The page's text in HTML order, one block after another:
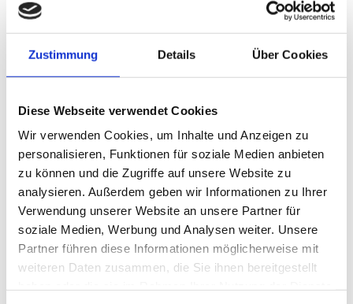
Zustimmung Details Über Cookies
Diese Webseite verwendet Cookies
Wir verwenden Cookies, um Inhalte und Anzeigen zu
personalisieren, Funktionen für soziale Medien anbieten
zu können und die Zugriffe auf unsere Website zu
analysieren. Außerdem geben wir Informationen zu Ihrer
Verwendung unserer Website an unsere Partner für
soziale Medien, Werbung und Analysen weiter. Unsere
Partner führen diese Informationen möglicherweise mit
weiteren Daten zusammen, die Sie ihnen bereitgestellt
überraschen, wie anglerisch abwechslungsreich unsere Heimat sein kann.
Ob Hochsee- oder Brandungsangeln, Raubfischjagd oder
Friedfischansatz,Angeln in Deutschlandliegt eindeutig im Trend. Im
Vergleich mit anderen Regionen sind Mecklenburg-Vorpommern und
Brandenburg nicht nur schnell und gut erreichbar, sondern zeigen sich
Übersee oder als Fliegenfischer Ihrem Traumfisch nachstellen
unsere Gäste begrüßen zu dürfen und wünschen Ihnen für die kommende
Petri Heil!
Firmensitz:
Vögler`s Angelreisen GmbH
Eiffesstraße 68
20537 Hamburg
Besucheranschrift für persönliche Kundenberatungsgespräche: